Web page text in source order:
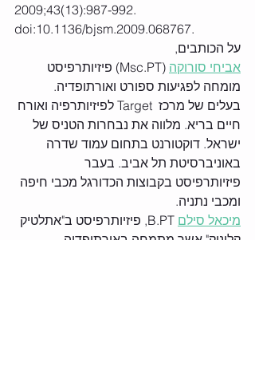
2009;43(13):987-992.
doi:10.1136/bjsm.2009.068767.
על הכותבים,
אביחי סורוקה
(Msc.PT) פיזיותרפיסט
מומחה לפגיעות ספורט ואורתופדיה.
בעלים של מרכז  Target לפיזיותרפיה ואורח
חיים בריא. מלווה את נבחרות הטניס של
ישראל. דוקטורנט בתחום עמוד שדרה
באוניברסיטת תל אביב. בעבר
פיזיותרפיסט בקבוצות הכדורגל מכבי חיפה
ומכבי נתניה.
מיכאל סילם
B.PT, פיזיותרפיסט ב"אתלטיק
קליניק" אשר מתמחה באורתופדיה